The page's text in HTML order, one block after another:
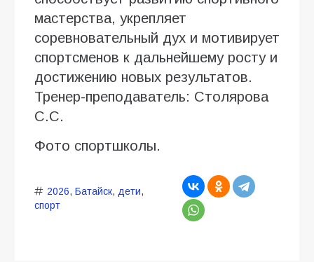
мастерства, укрепляет
соревновательный дух и мотивирует
спортсменов к дальнейшему росту и
достижению новых результатов.
Тренер-преподаватель: Столярова
С.С.
Фото спортшколы.
2026, Батайск, дети,
спорт